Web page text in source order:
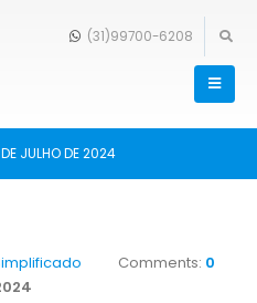
(31)99700-6208
JULHO DE 2024
Comments: 0